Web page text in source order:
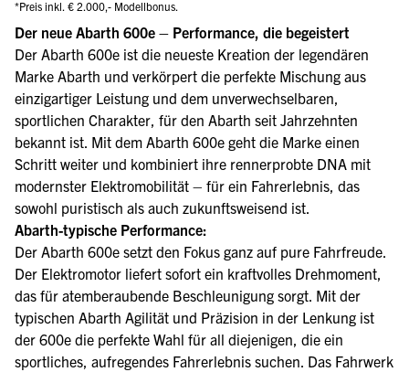
*Preis inkl. € 2.000,- Modellbonus.
Der neue Abarth 600e – Performance, die begeistert
Der Abarth 600e ist die neueste Kreation der legendären
Marke Abarth und verkörpert die perfekte Mischung aus
einzigartiger Leistung und dem unverwechselbaren,
sportlichen Charakter, für den Abarth seit Jahrzehnten
bekannt ist. Mit dem Abarth 600e geht die Marke einen
Schritt weiter und kombiniert ihre rennerprobte DNA mit
modernster Elektromobilität – für ein Fahrerlebnis, das
sowohl puristisch als auch zukunftsweisend ist.
Abarth-typische Performance:
Der Abarth 600e setzt den Fokus ganz auf pure Fahrfreude.
Der Elektromotor liefert sofort ein kraftvolles Drehmoment,
das für atemberaubende Beschleunigung sorgt. Mit der
typischen Abarth Agilität und Präzision in der Lenkung ist
der 600e die perfekte Wahl für all diejenigen, die ein
sportliches, aufregendes Fahrerlebnis suchen. Das Fahrwerk